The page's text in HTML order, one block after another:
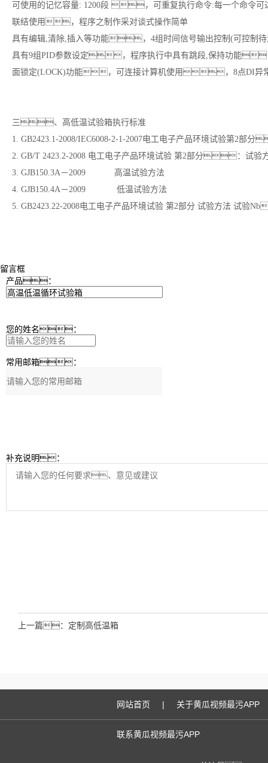
可使用的记忆容量: 1200段 ，可重复执行命令:每一个命
联结使用，程序之制作采对谈式操作简单
具有编辑,清除,插入等功能，4组时间信号输出控制(可控制待
具有9组PID参数设定，程序执行中具有跳段,保持功能
面锁定(LOCK)功能，可连接计算机使用，8点DI异常
三、高低温试验箱执行标准
1. GB2423.1-2008/IEC6008-2-1-2007电工电子产品环境试验第2
2. GB/T 2423.2-2008 电工电子产品环境试验 第2部分：试
3. GJB150.3A－2009 高温试验方法
4. GJB150.4A－2009 低温试验方法
5. GB2423.22-2008电工电子产品环境试验 第2部分 试验方法 试验
留言框
产品：
您的姓名：
常用邮箱：
补充说明：
上一篇： 定制高低温箱
网站首页 | 关于黄瓜视频最污APP
联系黄瓜视频最污APP